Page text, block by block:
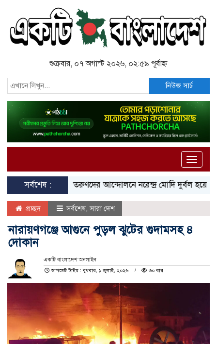
শুক্রবার, ০৭ অগাস্ট ২০২৬, ০২:৫৯ পূর্বাহ্ন
নিউজ সার্চ
Toggle
সর্বশেষ :তরুণদের আন্দোলনে নরেন্দ্র মোদি দুর্বল হয়েছেন:
প্রচ্ছদ সর্বশেষ,সারা দেশ
নারায়ণগঞ্জে আগুনে পুড়ল ঝুটের গুদামসহ ৪
দোকান
একটি বাংলাদেশ অনলাইন
আপডেট টাইম : বুধবার, ১ জুলাই, ২০২৬
৩০ বার